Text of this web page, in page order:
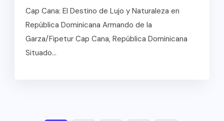
Cap Cana: El Destino de Lujo y Naturaleza en
República Dominicana Armando de la
Garza/Fipetur Cap Cana, República Dominicana
Situado...